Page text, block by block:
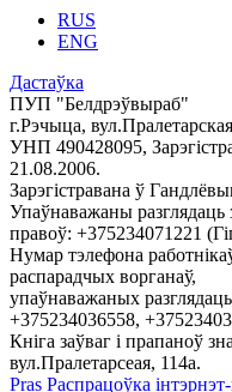
RUS
ENG
Дастаўка
ПУП "Белдрэўвыраб"
г.Рэчыца,
УНП 490428095,
21.08.2006.
Зарэгістравана ў
Упаўнаважаны разглядаць
правоў: +375234071221
Нумар тэлефона
распарадчых ворганаў,
упаўнаважаных
+375234036558,
Кніга заўваг і прапаноў
вул.Пралетарсеая, 114а.
Pras Распрацоўка